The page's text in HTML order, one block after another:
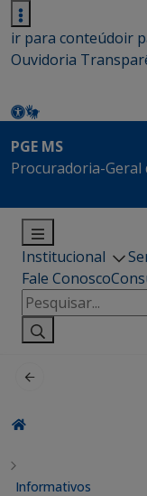
ir para conteúdoir
Ouvidoria
PGE MS
Procuradoria-Geral
Institucional
Fale Conosco
Pesquisar
por:
Informativos